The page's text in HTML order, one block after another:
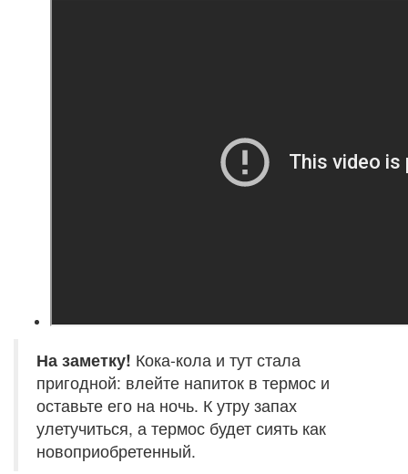
На заметку! Кока-кола и тут стала
пригодной: влейте напиток в термос и
оставьте его на ночь. К утру запах
улетучиться, а термос будет сиять как
новоприобретенный.